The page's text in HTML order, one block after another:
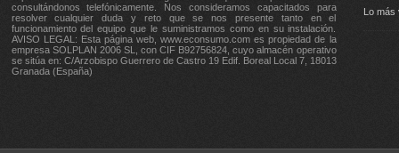
consultándonos telefónicamente. Nos consideramos capacitados para
resolver cualquier duda y reto que se nos presente tanto en el
funcionamiento del equipo que le suministramos como en su instalación.
AVISO LEGAL: Esta página web, www.econsumo.com es propiedad de la
empresa SOLPLAN 2006 SL, con CIF B92756824, cuyo almacén operativo
se sitúa en: C/Arzobispo Guerrero de Castro 19 Edif. Boreal Local 7, 18013
Granada (España)
Lo